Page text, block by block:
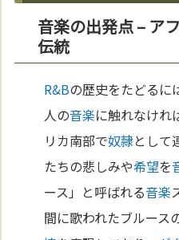
音楽の出発点 – ア
伝統
R&Bの歴史をたどるに
人の音楽に触れなけれ
リカ南部で奴隷として
たちの悲しみや希望を
ース」と呼ばれる音楽
間に歌われたブルース